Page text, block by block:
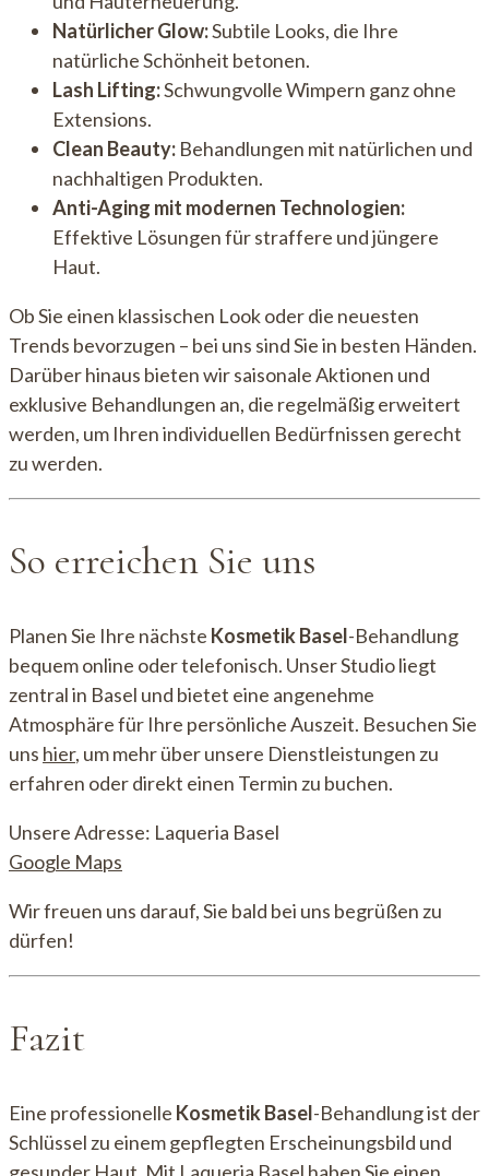
Natürlicher Glow:Subtile Looks, die Ihre
natürliche Schönheit betonen.
Lash Lifting:Schwungvolle Wimpern ganz ohne
Extensions.
Clean Beauty: Behandlungen mit natürlichen und
nachhaltigen Produkten.
Anti-Aging mit modernen Technologien:
Effektive Lösungen für straffere und jüngere
Haut.
Ob Sie einen klassischen Look oder die neuesten
Trends bevorzugen – bei uns sind Sie in besten Händen.
Darüber hinaus bieten wir saisonale Aktionen und
exklusive Behandlungen an, die regelmäßig erweitert
werden, um Ihren individuellen Bedürfnissen gerecht
zu werden.
So erreichen Sie uns
Planen Sie Ihre nächste Kosmetik Basel-Behandlung
bequem online oder telefonisch. Unser Studio liegt
zentral in Basel und bietet eine angenehme
Atmosphäre für Ihre persönliche Auszeit. Besuchen Sie
uns hier, um mehr über unsere Dienstleistungen zu
erfahren oder direkt einen Termin zu buchen.
Unsere Adresse: Laqueria Basel
Google Maps
Wir freuen uns darauf, Sie bald bei uns begrüßen zu
dürfen!
Fazit
Eine professionelle Kosmetik Basel-Behandlung ist der
Schlüssel zu einem gepflegten Erscheinungsbild und